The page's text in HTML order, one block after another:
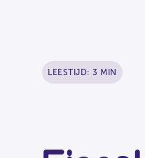
LEESTIJD: 3 MIN